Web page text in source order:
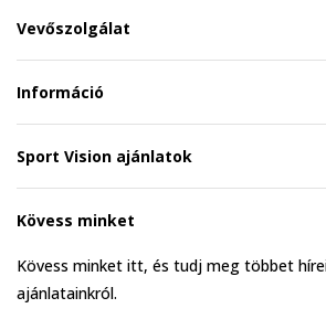
Vevőszolgálat
Információ
Sport Vision ajánlatok
Kövess minket
Kövess minket itt, és tudj meg többet
ajánlatainkról.